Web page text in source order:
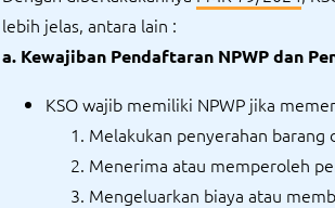
lebih jelas, antara lain :
a. Kewajiban Pendaftaran NPWP dan
KSO wajib memiliki NPWP jika
Melakukan penyerahan barang
Menerima atau memperoleh
Mengeluarkan biaya atau